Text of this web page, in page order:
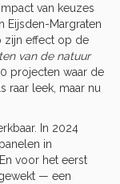
van keuzes
Eijsden-Margraten
zijn effect op de
van de natuur
projecten waar de
raar leek, maar nu
In 2024
in
voor het eerst
— een